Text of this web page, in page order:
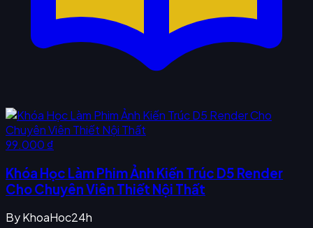
99.000 ₫
Khóa Học Làm Phim Ảnh Kiến Trúc D5 Render
Cho Chuyên Viên Thiết Nội Thất
ByKhoaHoc24h